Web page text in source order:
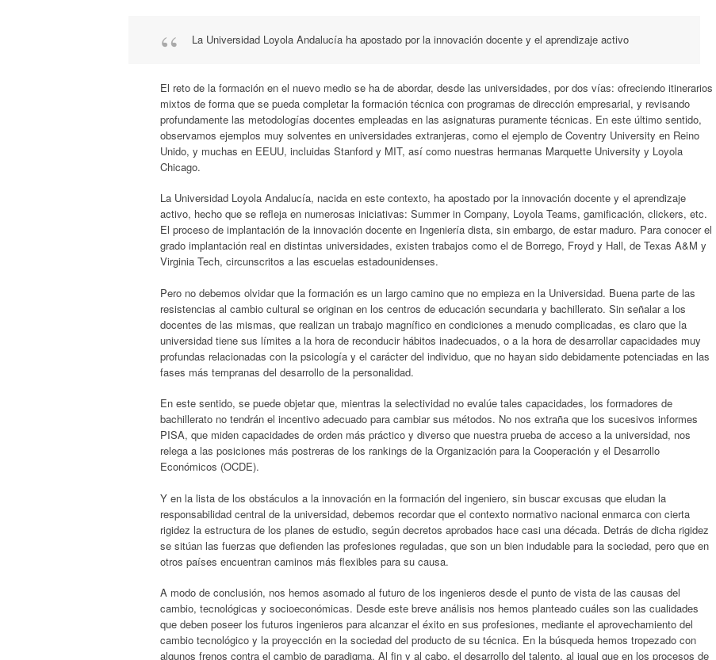
La Universidad Loyola Andalucía ha apostado por la innovación docente y el aprendizaje activo
El reto de la formación en el nuevo medio se ha de abordar, desde las universidades, por dos vías: ofreciendo itinerarios
mixtos de forma que se pueda completar la formación técnica con programas de dirección empresarial, y revisando
profundamente las metodologías docentes empleadas en las asignaturas puramente técnicas. En este último sentido,
observamos ejemplos muy solventes en universidades extranjeras, como el ejemplo de Coventry University en Reino
Unido, y muchas en EEUU, incluidas Stanford y MIT, así como nuestras hermanas Marquette University y Loyola
Chicago.
La Universidad Loyola Andalucía, nacida en este contexto, ha apostado por la innovación docente y el aprendizaje
activo, hecho que se refleja en numerosas iniciativas: Summer in Company, Loyola Teams, gamificación, clickers, etc.
El proceso de implantación de la innovación docente en Ingeniería dista, sin embargo, de estar maduro. Para conocer el
grado implantación real en distintas universidades, existen trabajos como el de Borrego, Froyd y Hall, de Texas A&M y
Virginia Tech, circunscritos a las escuelas estadounidenses.
Pero no debemos olvidar que la formación es un largo camino que no empieza en la Universidad. Buena parte de las
resistencias al cambio cultural se originan en los centros de educación secundaria y bachillerato. Sin señalar a los
docentes de las mismas, que realizan un trabajo magnífico en condiciones a menudo complicadas, es claro que la
universidad tiene sus límites a la hora de reconducir hábitos inadecuados, o a la hora de desarrollar capacidades muy
profundas relacionadas con la psicología y el carácter del individuo, que no hayan sido debidamente potenciadas en las
fases más tempranas del desarrollo de la personalidad.
En este sentido, se puede objetar que, mientras la selectividad no evalúe tales capacidades, los formadores de
bachillerato no tendrán el incentivo adecuado para cambiar sus métodos. No nos extraña que los sucesivos informes
PISA, que miden capacidades de orden más práctico y diverso que nuestra prueba de acceso a la universidad, nos
relega a las posiciones más postreras de los rankings de la Organización para la Cooperación y el Desarrollo
Económicos (OCDE).
Y en la lista de los obstáculos a la innovación en la formación del ingeniero, sin buscar excusas que eludan la
responsabilidad central de la universidad, debemos recordar que el contexto normativo nacional enmarca con cierta
rigidez la estructura de los planes de estudio, según decretos aprobados hace casi una década. Detrás de dicha rigidez
se sitúan las fuerzas que defienden las profesiones reguladas, que son un bien indudable para la sociedad, pero que en
otros países encuentran caminos más flexibles para su causa.
A modo de conclusión, nos hemos asomado al futuro de los ingenieros desde el punto de vista de las causas del
cambio, tecnológicas y socioeconómicas. Desde este breve análisis nos hemos planteado cuáles son las cualidades
que deben poseer los futuros ingenieros para alcanzar el éxito en sus profesiones, mediante el aprovechamiento del
cambio tecnológico y la proyección en la sociedad del producto de su técnica. En la búsqueda hemos tropezado con
algunos frenos contra el cambio de paradigma. Al fin y al cabo, el desarrollo del talento, al igual que en los procesos de